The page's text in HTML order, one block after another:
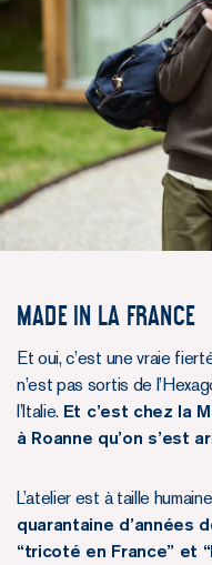
Made in la France
Et oui, c’est une vraie
n’est pas sortis de
l’Italie. Et c’est chez la
à Roanne qu’on s’est
L’atelier est à taille
quarantaine d’années
“tricoté en France” et